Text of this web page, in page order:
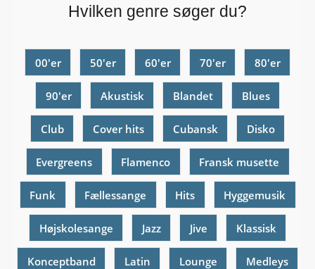
Hvilken genre søger du?
00'er 50'er 60'er 70'er 80'er
90'er Akustisk Blandet Blues
Club Cover hits Cubansk Disko
Evergreens Flamenco Fransk musette
Funk Fællessange Hits Hyggemusik
Højskolesange Jazz Jive Klassisk
Konceptband Latin Lounge Medleys